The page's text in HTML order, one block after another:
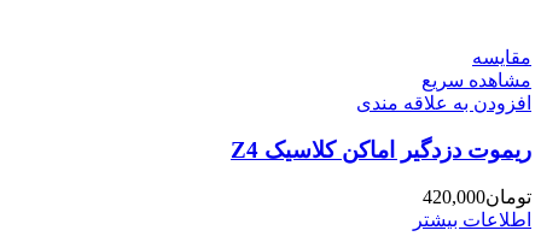
مقایسه
مشاهده سریع
افزودن به علاقه مندی
ریموت دزدگیر اماکن کلاسیک Z4
تومان420,000
اطلاعات بیشتر